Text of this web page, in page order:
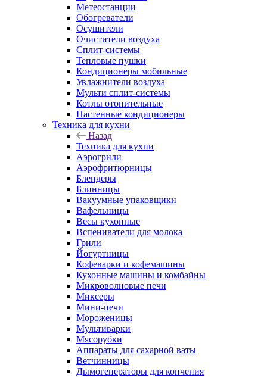
Метеостанции
Обогреватели
Осушители
Очистители воздуха
Сплит-системы
Тепловые пушки
Кондиционеры мобильные
Увлажнители воздуха
Мульти сплит-системы
Котлы отопительные
Настенные кондиционеры
Техника для кухни
Назад
Техника для кухни
Аэрогрили
Аэрофритюрницы
Блендеры
Блинницы
Вакуумные упаковщики
Вафельницы
Весы кухонные
Вспениватели для молока
Грили
Йогуртницы
Кофеварки и кофемашины
Кухонные машины и комбайны
Микроволновые печи
Миксеры
Мини-печи
Мороженицы
Мультиварки
Мясорубки
Аппараты для сахарной ваты
Ветчинницы
Дымогенераторы для копчения